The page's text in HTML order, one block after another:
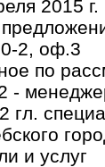
2015 г.
2, оф.3
по
-
гл.
и услуг